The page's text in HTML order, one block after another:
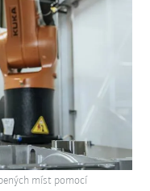
míst pomocí